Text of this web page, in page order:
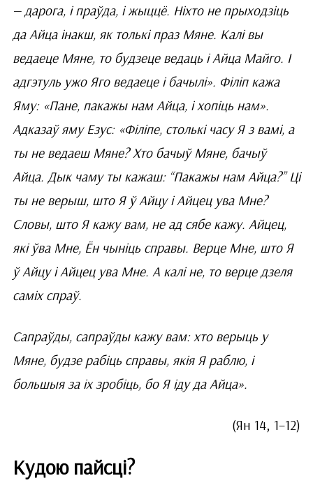
— дарога, і праўда, і жыццё. Ніхто не прыходзіць
да Айца інакш, як толькі праз Мяне. Калі вы
ведаеце Мяне, то будзеце ведаць і Айца Майго. І
адгэтуль ужо Яго ведаеце і бачылі». Філіп кажа
Яму: «Пане, пакажы нам Айца, і хопіць нам».
Адказаў яму Езус: «Філіпе, столькі часу Я з вамі, а
ты не ведаеш Мяне? Хто бачыў Мяне, бачыў
Айца. Дык чаму ты кажаш: “Пакажы нам Айца?” Ці
ты не верыш, што Я ў Айцу і Айцец ува Мне?
Словы, што Я кажу вам, не ад сябе кажу. Айцец,
які ўва Мне, Ён чыніць справы. Верце Мне, што Я
ў Айцу і Айцец ува Мне. А калі не, то верце дзеля
саміх спраў.
Сапраўды, сапраўды кажу вам: хто верыць у
Мяне, будзе рабіць справы, якія Я раблю, і
большыя за іх зробіць, бо Я іду да Айца».
(Ян 14, 1–12)
Кудою пайсці?